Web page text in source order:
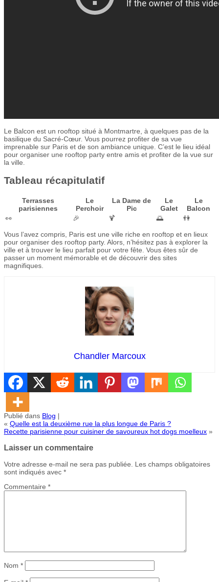
Le Balcon est un rooftop situé à Montmartre, à quelques pas de la
basilique du Sacré-Cœur. Vous pourrez profiter de sa vue
imprenable sur Paris et de son ambiance unique. C’est le lieu idéal
pour organiser une rooftop party entre amis et profiter de la vue sur
la ville.
Tableau récapitulatif
Terrasses
parisiennes
Le
Perchoir
La Dame de
Pic
Le
Galet
Le
Balcon
👀
🎉 🍹 🌅 👫
Vous l’avez compris, Paris est une ville riche en rooftop et en lieux
pour organiser des rooftop party. Alors, n’hésitez pas à explorer la
ville et à trouver le lieu parfait pour votre fête. Vous êtes sûr de
passer un moment mémorable et de découvrir des sites
magnifiques.
Chandler Marcoux
Publié dans Blog |
« Quelle est la deuxième rue la plus longue de Paris ?
Recette parisienne pour cuisiner de savoureux hot dogs moelleux »
Laisser un commentaire
Votre adresse e-mail ne sera pas publiée. Les champs obligatoires
sont indiqués avec *
Commentaire *
Nom *